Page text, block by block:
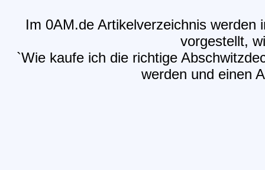
Im 0AM.de Artikelverzeichnis
vorgestellt,
`Wie kaufe ich die richtige
werden und einen